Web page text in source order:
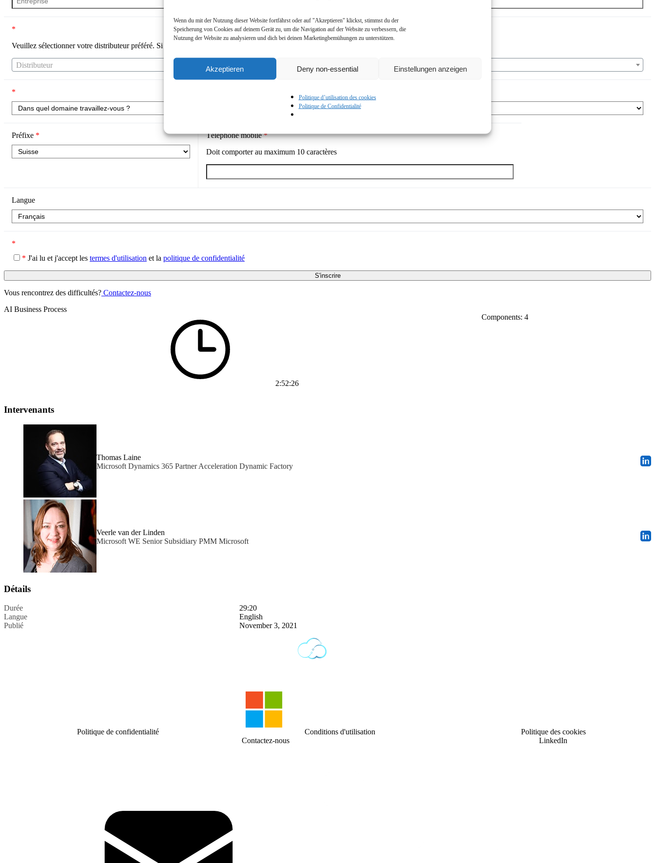
Wenn du mit der Nutzung dieser Website fortfährst oder auf "Akzeptieren" klickst, stimmst du der
Speicherung von Cookies auf deinem Gerät zu, um die Navigation auf der Website zu verbessern, die
Nutzung der Website zu analysieren und dich bei deinen Marketingbemühungen zu unterstützen.
Akzeptieren Deny non-essential Einstellungen anzeigen
Politique d’utilisation des cookies
Politique de Confidentialité
*
Veuillez sélectionner votre distributeur préféré. Si votre distributeur préféré ne figure pas dans la liste, sélectionnez l'option "Other".
Distributeur
*
Préfixe * Téléphone mobile*
Doit comporter au maximum 10 caractères
Langue
*
* J'ai lu et j'accept les termes d'utilisation et la politique de confidentialité
Vous rencontrez des difficultés? Contactez-nous
AI Business Process
2:52:26
Components: 4
Intervenants
Thomas Laine
Microsoft Dynamics 365 Partner Acceleration Dynamic Factory
Veerle van der Linden
Microsoft WE Senior Subsidiary PMM Microsoft
Détails
Durée
29:20
Langue
English
Publié
November 3, 2021
Contactez-nous LinkedIn
Politique de confidentialité Conditions d'utilisation Politique des cookies